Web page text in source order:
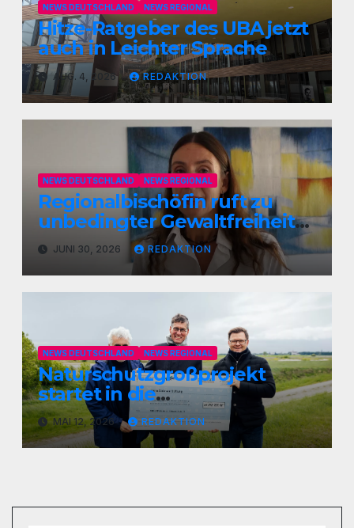
NEWS DEUTSCHLAND NEWS REGIONAL
Hitze-Ratgeber des UBA jetzt
auch in Leichter Sprache
AUG. 4, 2026 REDAKTION
NEWS DEUTSCHLAND NEWS REGIONAL
Regionalbischöfin ruft zu
unbedingter Gewaltfreiheit
aufJUNI 30, 2026 REDAKTION
NEWS DEUTSCHLAND NEWS REGIONAL
Naturschutzgroßprojekt
startet in die
Umsetzungsphase
MAI 12, 2026 REDAKTION